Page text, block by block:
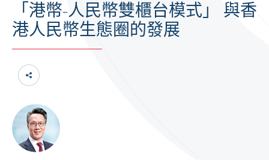
「港幣-人民幣雙櫃台模式」 與香
港人民幣生態圈的發展